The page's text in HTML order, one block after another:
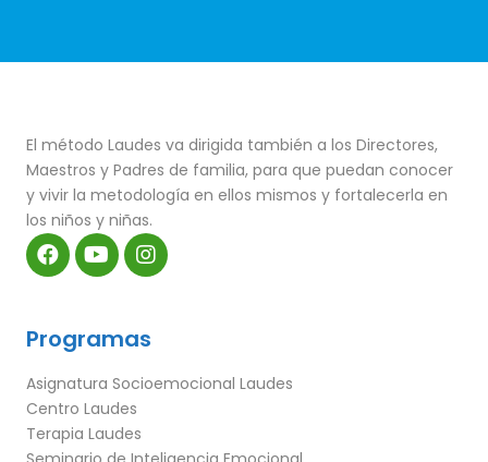
El método Laudes va dirigida también a los Directores,
Maestros y Padres de familia, para que puedan conocer
y vivir la metodología en ellos mismos y fortalecerla en
los niños y niñas.
Programas
Asignatura Socioemocional Laudes
Centro Laudes
Terapia Laudes